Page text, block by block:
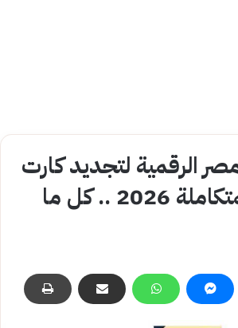
الرقمية لتجديد كارت
الخدمات المتكاملة 2026 .. كل ما